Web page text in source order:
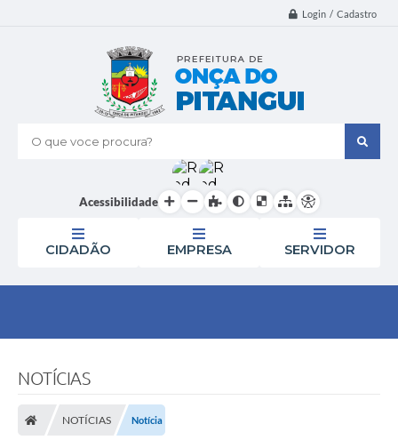
Login / Cadastro
O que voce procura?
Acessibilidade
CIDADÃO EMPRESA SERVIDOR
NOTÍCIAS
NOTÍCIAS Notícia